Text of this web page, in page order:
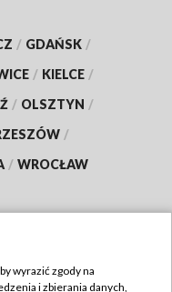
/ GDAŃSK /
/ KIELCE /
/ OLSZTYN /
/
/ WROCŁAW
wyrazić zgody na
i zbierania danych,